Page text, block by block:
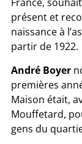
présent et
naissance à
partir de 1922.
André Boyer
premières
Maison était,
Mouffetard,
gens du